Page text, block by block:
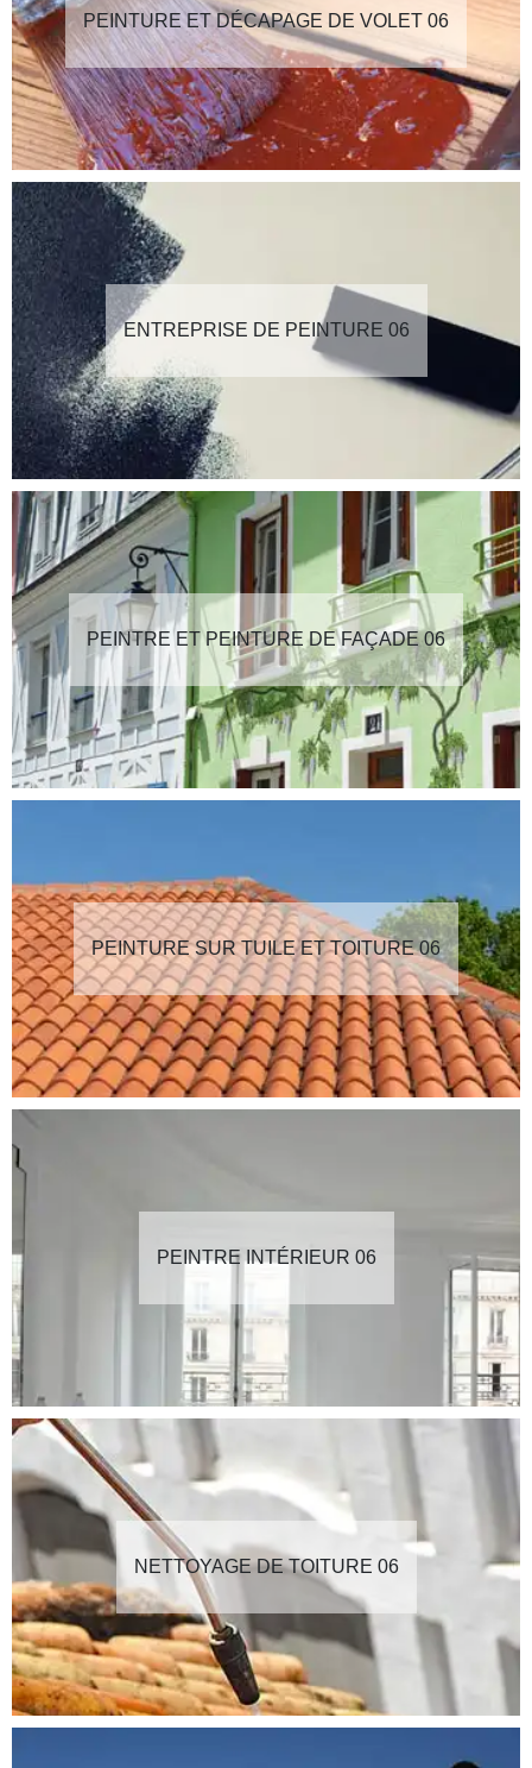
PEINTURE ET DÉCAPAGE DE VOLET 06
ENTREPRISE DE PEINTURE 06
PEINTRE ET PEINTURE DE FAÇADE 06
PEINTURE SUR TUILE ET TOITURE 06
PEINTRE INTÉRIEUR 06
NETTOYAGE DE TOITURE 06